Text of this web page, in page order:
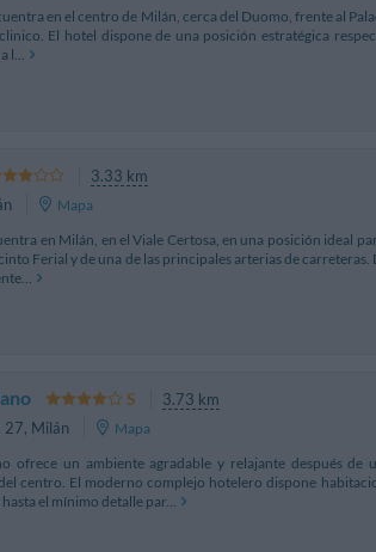
en el centro de Milán, cerca del Duomo, frente al
El hotel dispone de una posición estratégica
3.33 km
Mapa
en Milán, en el Viale Certosa, en una posición ideal
Ferial y de una de las principales arterias de
3.73 km
27, Milán
Mapa
ofrece un ambiente agradable y relajante después de
centro. El moderno complejo hotelero dispone
el mínimo detalle par...